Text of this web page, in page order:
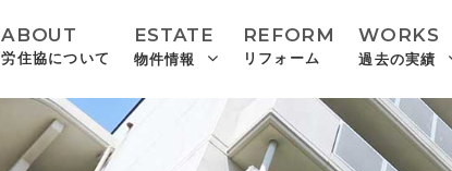
ABOUT
労住協について
ESTATE
物件情報
REFORM
リフォーム
WORKS
過去の実績